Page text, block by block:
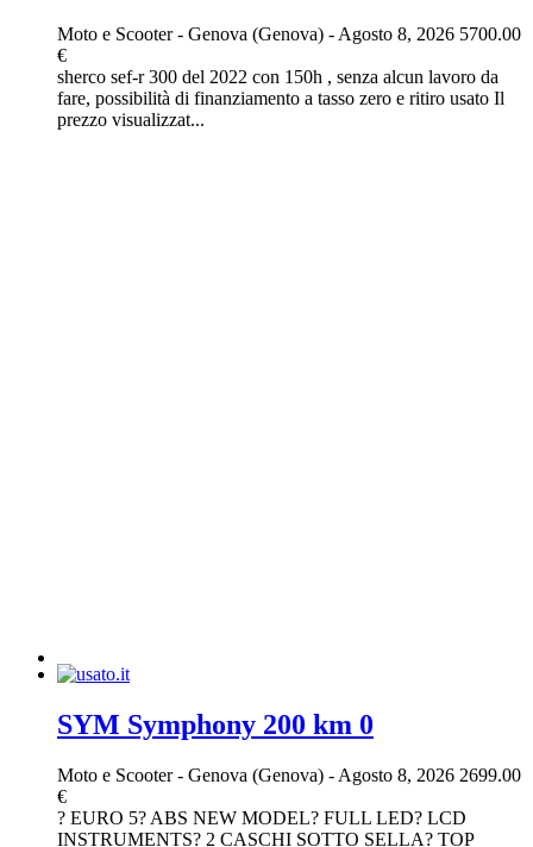
Moto e Scooter- Genova (Genova) - Agosto 8, 2026 5700.00
€
sherco sef-r 300 del 2022 con 150h , senza alcun lavoro da
fare, possibilità di finanziamento a tasso zero e ritiro usato Il
prezzo visualizzat...
SYM Symphony 200 km 0
Moto e Scooter- Genova (Genova) - Agosto 8, 2026 2699.00
€
? EURO 5? ABS NEW MODEL? FULL LED? LCD
INSTRUMENTS? 2 CASCHI SOTTO SELLA? TOP